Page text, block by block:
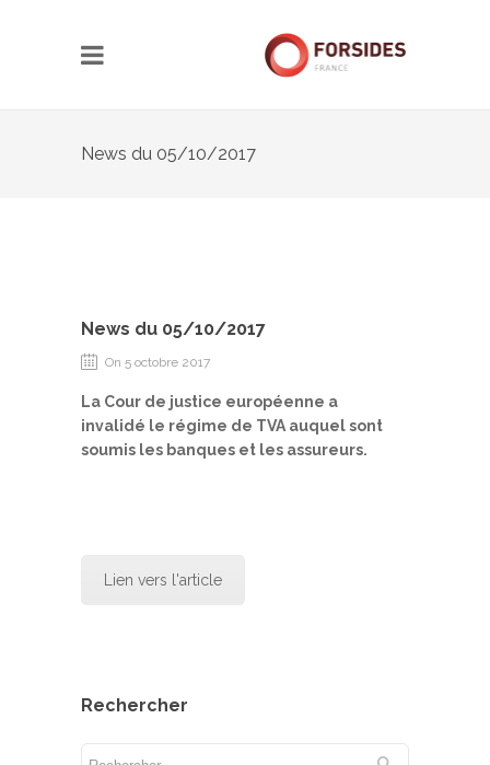
News du 05/10/2017
News du 05/10/2017
On 5 octobre 2017
La Cour de justice européenne a
invalidé le régime de TVA auquel sont
soumis les banques et les assureurs.
Lien vers l'article
Rechercher